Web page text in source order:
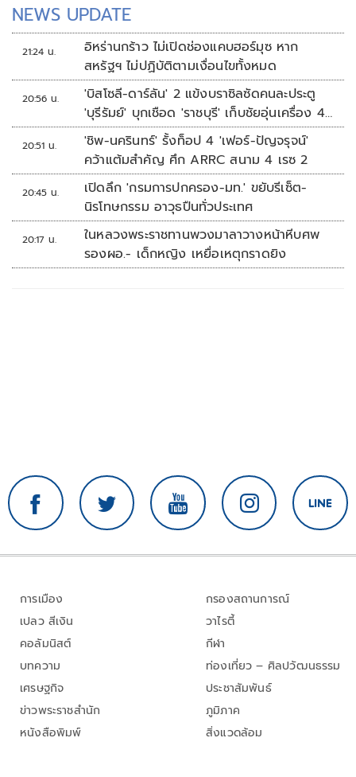
NEWS UPDATE
21:24 น.
อิหร่านกร้าว ไม่เปิดช่องแคบฮอร์มุซ หาก
สหรัฐฯ ไม่ปฏิบัติตามเงื่อนไขทั้งหมด
20:56 น.
'บิสโซลี-ดาร์ลัน' 2 แข้งบราซิลซัดคนละประตู
'บุรีรัมย์' บุกเชือด 'ราชบุรี' เก็บชัยอุ่นเครื่อง 4
นัดรวด
20:51 น.
'ชิพ-นครินทร์' รั้งท็อป 4 'เฟอร์-ปัญจรุจน์'
คว้าแต้มสำคัญ ศึก ARRC สนาม 4 เรซ 2
20:45 น.
เปิดลึก 'กรมการปกครอง-มท.' ขยับรีเซ็ต-
นิรโทษกรรม อาวุธปืนทั่วประเทศ
20:17 น.
ในหลวงพระราชทานพวงมาลาวางหน้าหีบศพ
รองผอ.- เด็กหญิง เหยื่อเหตุกราดยิง
การเมือง
เปลว สีเงิน
คอลัมนิสต์
บทความ
เศรษฐกิจ
ข่าวพระราชสำนัก
หนังสือพิมพ์
กรองสถานการณ์
วาไรตี้
กีฬา
ท่องเที่ยว – ศิลปวัฒนธรรม
ประชาสัมพันธ์
ภูมิภาค
สิ่งแวดล้อม